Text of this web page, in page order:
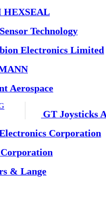
HEXSEAL
Technology
Electronics Limited
Aerospace
GT Joysticks
Corporation
& Lange